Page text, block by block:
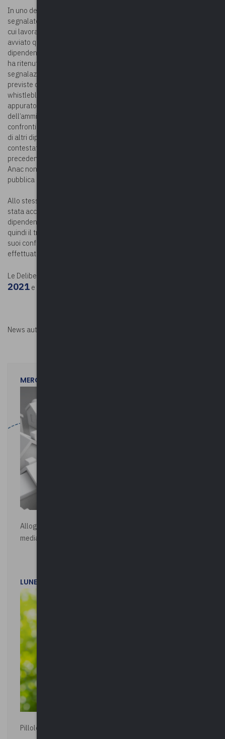
In uno dei due casi presi in esame da Anac, il whistleblower aveva
segnalato ai Carabinieri presunti illeciti commessi dall’ente presso
cui lavorava. Successivamente a detta segnalazione, l’ente ha
avviato quattro procedimenti disciplinari nei confronti del
dipendente, di cui uno culminato con la destituzione. Il segnalante
ha ritenuto tale provvedimento pretestuoso e causato dalla
segnalazione di fatti illeciti di truffa. In realtà, però, le garanzie
previste dal decreto legislativo 165/2001 a favore del
whistleblower, in questo caso non scattano perché non è stato
appurato alcun intento discriminatorio o punitivo da parte
dell’amministrazione. Infatti, le misure organizzative intraprese nei
confronti del dipendente sono state adottate anche nei confronti
di altri dipendenti. Come pure il medesimo comportamento
contestato al dipendente era stato tenuto anche
precedentemente alla segnalazione dei presunti illeciti. Pertanto
Anac non ha comminato alcuna sanzione nei confronti della
pubblica amministrazione presso cui lavorava il dipendente.
Allo stesso modo nel secondo caso preso in esame da Anac è
stata accertata l’assenza di intento punitivo ai danni del
dipendente che aveva denunciato presunte condotte illecite. E
quindi il trasferimento e la successiva sanzione disciplinare nei
suoi confronti non erano da ritenersi correlate alla denuncia
effettuata come whistleblower.
Le Delibere Anac:
2021 e
News autorizzata da
MERCOLEDì 29 LUGLIO 2026
Alloggi di Edilizia Residenziale Pubblica - Vendita all'asta
mediante procedura asincrona telematica
LUNEDì 20 LUGLIO 2026
Pillole ambientali | 2026